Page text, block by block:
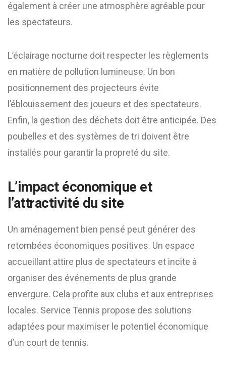
également à créer une atmosphère agréable pour
les spectateurs.
L’éclairage nocturne doit respecter les règlements
en matière de pollution lumineuse. Un bon
positionnement des projecteurs évite
l’éblouissement des joueurs et des spectateurs.
Enfin, la gestion des déchets doit être anticipée. Des
poubelles et des systèmes de tri doivent être
installés pour garantir la propreté du site.
L’impact économique et
l’attractivité du site
Un aménagement bien pensé peut générer des
retombées économiques positives. Un espace
accueillant attire plus de spectateurs et incite à
organiser des événements de plus grande
envergure. Cela profite aux clubs et aux entreprises
locales. Service Tennis propose des solutions
adaptées pour maximiser le potentiel économique
d’un court de tennis.